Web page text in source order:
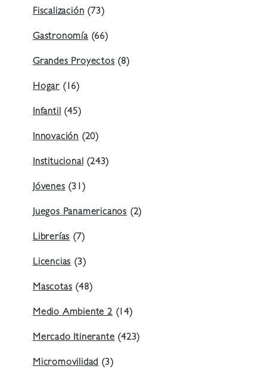
Fiscalización (73)
Gastronomía(66)
Grandes Proyectos (8)
Hogar (16)
Infantil (45)
Innovación (20)
Institucional (243)
Jóvenes (31)
Juegos Panamericanos (2)
Librerías (7)
Licencias (3)
Mascotas (48)
Medio Ambiente 2(14)
Mercado Itinerante (423)
Micromovilidad (3)